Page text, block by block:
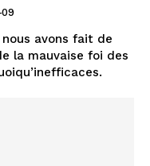
avons fait de
la mauvaise foi des